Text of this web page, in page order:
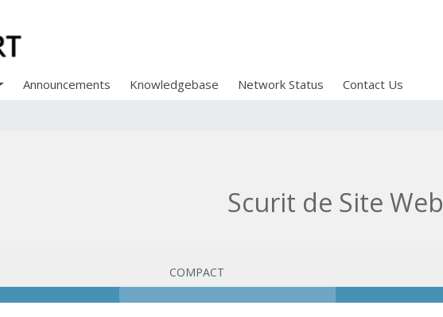
Announcements Knowledgebase Network Status Contact Us
Scurit de Site Web
COMPACT